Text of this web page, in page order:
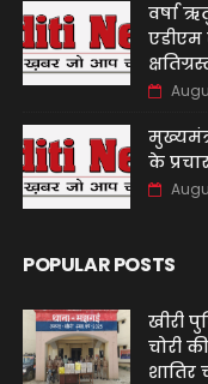
वर्षा
एडीएम
के
POPULAR POSTS
खीरी
चोरी
शातिर